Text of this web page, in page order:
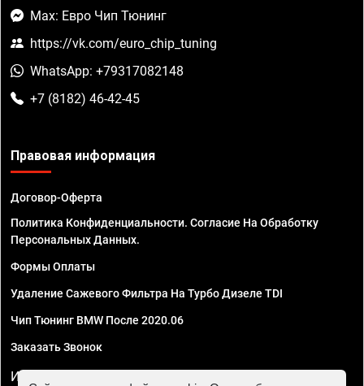
Max: Евро Чип Тюнинг
https://vk.com/euro_chip_tuning
WhatsApp: +79317082148
+7 (8182) 46-42-45
Правовая информация
Договор-Оферта
Политика Конфиденциальности. Согласие На Обработку
Персональных Данных.
Формы Оплаты
Удаление Сажевого Фильтра На Турбо Дизеле TDI
Чип Тюнинг BMW После 2020.06
Заказать Звонок
ИП Смирнов Георгий Павлович. ИНН 781302555843,